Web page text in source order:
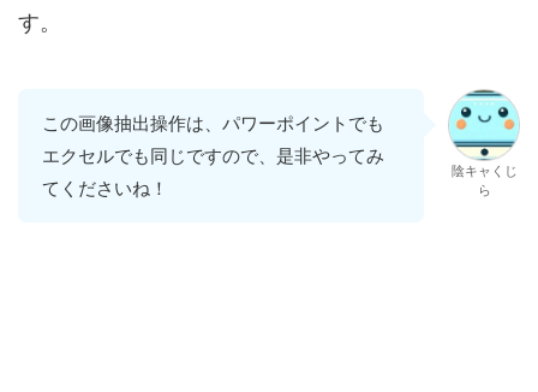
す。
この画像抽出操作は、パワーポイントでも
エクセルでも同じですので、是非やってみ
てくださいね！
陰キャくじ
ら